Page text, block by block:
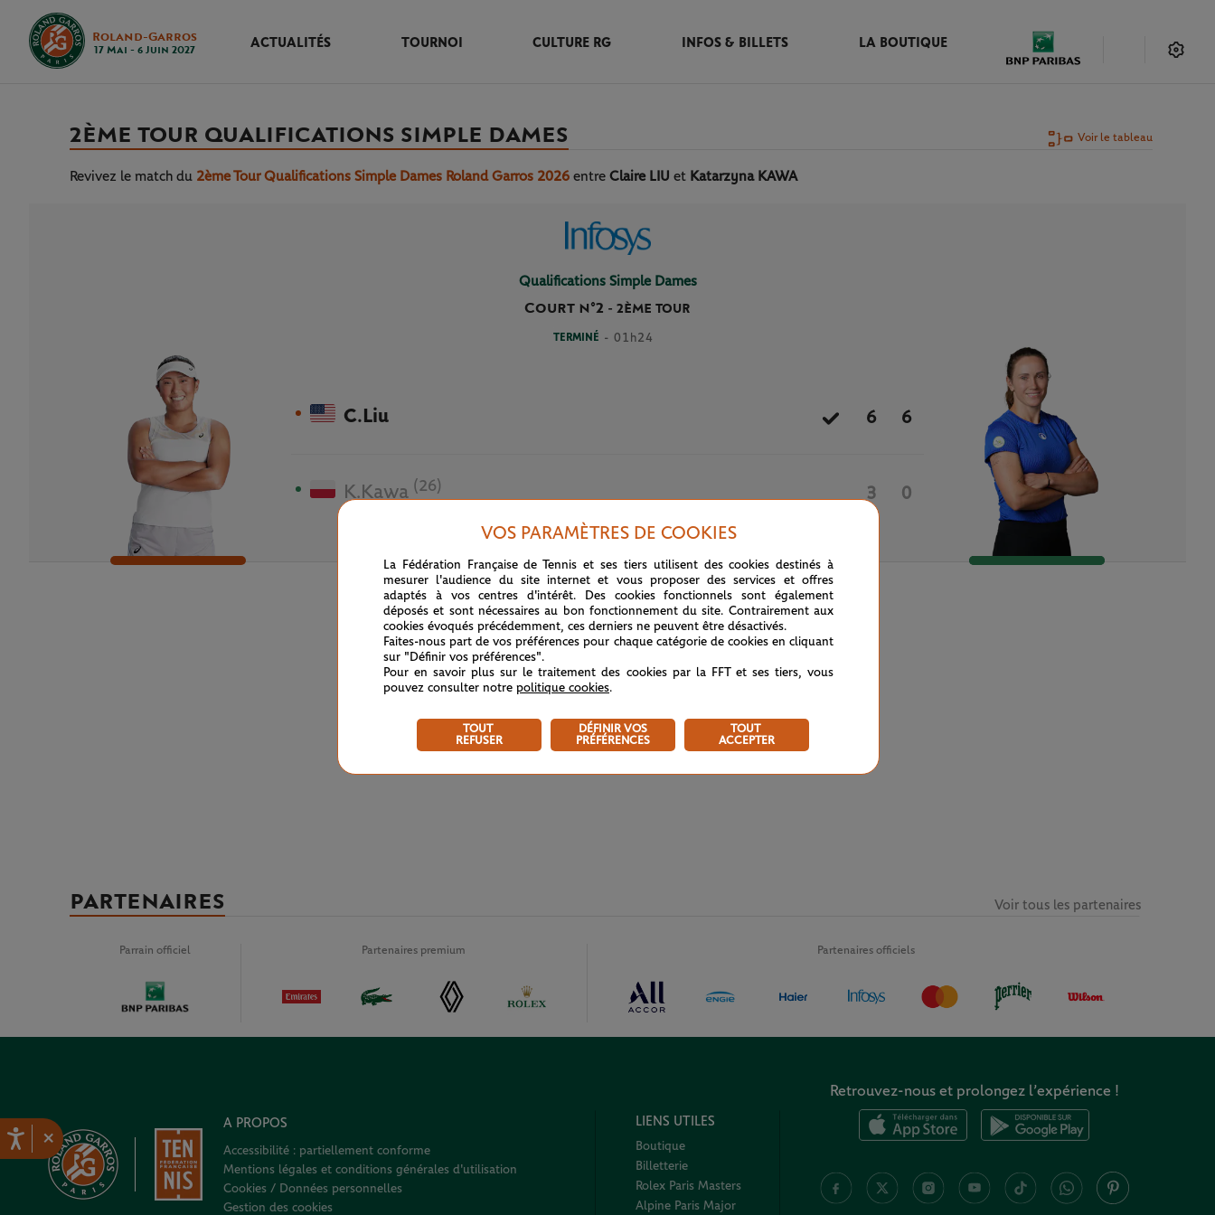
×
Roland-Garros
17 Mai - 6 Juin 2027
ACTUALITÉS TOURNOI CULTURE RG INFOS & BILLETS LA BOUTIQUE
2ÈME TOUR QUALIFICATIONS SIMPLE DAMES Voir le tableau
Revivez le match du 2ème Tour Qualifications Simple Dames Roland Garros 2026 entre Claire LIU et Katarzyna KAWA
Qualifications Simple Dames
Court n°2 - 2ÈME TOUR
TERMINÉ - 01h24
C.Liu 6 6
K.Kawa (26) 3 0
20 MAI 2026
PARTENAIRES
Parrain officiel Partenaires premium Partenaires officiels
Voir tous les partenaires
A PROPOS
Accessibilité : partiellement conforme
Mentions légales et conditions générales d'utilisation
Cookies / Données personnelles
Gestion des cookies
LIENS UTILES
Boutique
Billetterie
Rolex Paris Masters
Alpine Paris Major
Retrouvez-nous et prolongez l’expérience !
VOS PARAMÈTRES DE COOKIES
La Fédération Française de Tennis et ses tiers utilisent des cookies destinés à
mesurer l'audience du site internet et vous proposer des services et offres
adaptés à vos centres d'intérêt. Des cookies fonctionnels sont également
déposés et sont nécessaires au bon fonctionnement du site. Contrairement aux
cookies évoqués précédemment, ces derniers ne peuvent être désactivés.
Faites-nous part de vos préférences pour chaque catégorie de cookies en cliquant
sur "Définir vos préférences".
Pour en savoir plus sur le traitement des cookies par la FFT et ses tiers, vous
pouvez consulter notre politique cookies.
TOUT
REFUSER
DÉFINIR VOS
PRÉFÉRENCES
TOUT
ACCEPTER